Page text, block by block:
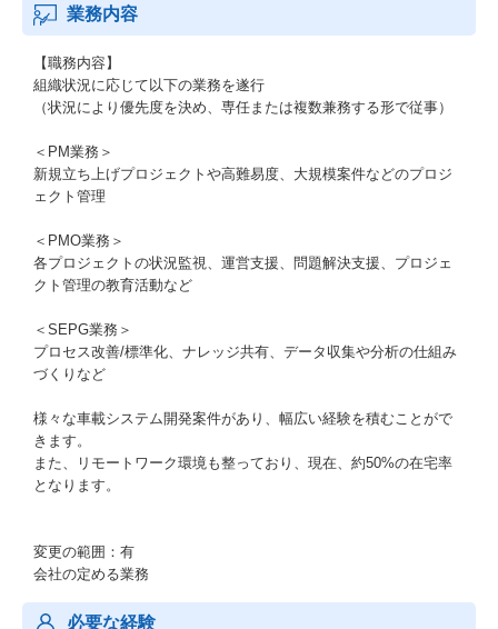
業務内容
【職務内容】
組織状況に応じて以下の業務を遂行
（状況により優先度を決め、専任または複数兼務する形で従事）
＜PM業務＞
新規立ち上げプロジェクトや高難易度、大規模案件などのプロジ
ェクト管理
＜PMO業務＞
各プロジェクトの状況監視、運営支援、問題解決支援、プロジェ
クト管理の教育活動など
＜SEPG業務＞
プロセス改善/標準化、ナレッジ共有、データ収集や分析の仕組み
づくりなど
様々な車載システム開発案件があり、幅広い経験を積むことがで
きます。
また、リモートワーク環境も整っており、現在、約50%の在宅率
となります。
変更の範囲：有
会社の定める業務
必要な経験